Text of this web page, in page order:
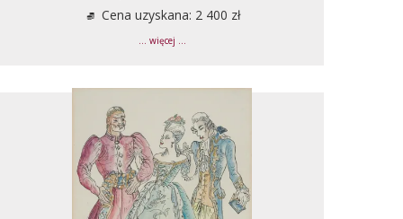
Cena uzyskana: 2 400 zł
... więcej ...